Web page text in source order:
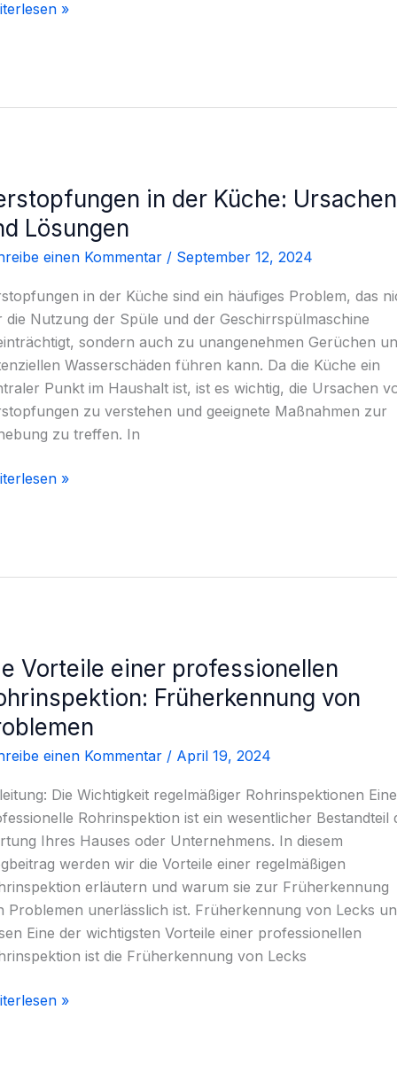
»
in der Küche: Ursachen
Lösungen
einen Kommentar / September 12, 2024
in der Küche sind ein häufiges Problem, das
die Nutzung der Spüle und der Geschirrspülmaschine
sondern auch zu unangenehmen Gerüchen
Wasserschäden führen kann. Da die Küche ein
Punkt im Haushalt ist, ist es wichtig, die Ursachen
zu verstehen und geeignete Maßnahmen zur
zu treffen. In
»
Vorteile einer professionellen
Früherkennung von
einen Kommentar / April 19, 2024
Die Wichtigkeit regelmäßiger Rohrinspektionen Eine
Rohrinspektion ist ein wesentlicher Bestandteil
Ihres Hauses oder Unternehmens. In diesem
werden wir die Vorteile einer regelmäßigen
erläutern und warum sie zur Früherkennung
Problemen unerlässlich ist. Früherkennung von Lecks
Eine der wichtigsten Vorteile einer professionellen
ist die Früherkennung von Lecks
»